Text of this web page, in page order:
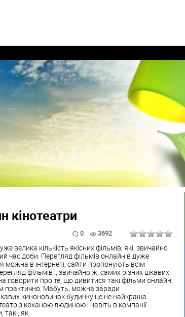
кінотеатри
0 3692
велика кількість якісних фільмів, які, звичайно
час доби. Перегляд фільмів онлайн в дуже
можна в інтернеті, сайти пропонують всім
фільмів і, звичайно ж, самих різних цікавих
про те, що дивитися такі фільми онлайн
практично. Мабуть, можна заради
киноновинок будинку це не найкраща
з коханою людиною і навіть в компанії
як: